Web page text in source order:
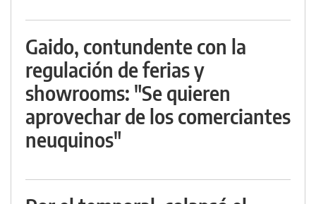
Gaido, contundente con la
regulación de ferias y
showrooms: "Se quieren
aprovechar de los comerciantes
neuquinos"